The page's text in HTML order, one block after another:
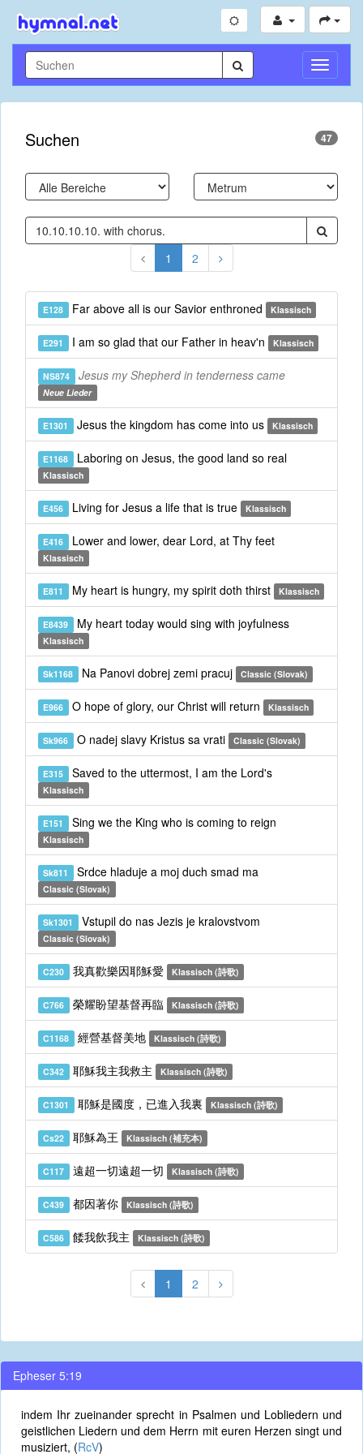
Suchen 47
1 2
E128 Far above all is our Savior enthroned Klassisch
E291 I am so glad that our Father in heav'n Klassisch
NS874 Jesus my Shepherd in tenderness came
Neue Lieder
E1301 Jesus the kingdom has come into us Klassisch
E1168 Laboring on Jesus, the good land so real
Klassisch
E456 Living for Jesus a life that is true Klassisch
E416 Lower and lower, dear Lord, at Thy feet
Klassisch
E811 My heart is hungry, my spirit doth thirst Klassisch
E8439 My heart today would sing with joyfulness
Klassisch
Sk1168 Na Panovi dobrej zemi pracuj Classic (Slovak)
E966 O hope of glory, our Christ will return Klassisch
Sk966 O nadej slavy Kristus sa vrati Classic (Slovak)
E315 Saved to the uttermost, I am the Lord's
Klassisch
E151 Sing we the King who is coming to reign
Klassisch
Sk811 Srdce hladuje a moj duch smad ma
Classic (Slovak)
Sk1301 Vstupil do nas Jezis je kralovstvom
Classic (Slovak)
C230 我真歡樂因耶穌愛 Klassisch (詩歌)
C766 榮耀盼望基督再臨 Klassisch (詩歌)
C1168 經營基督美地 Klassisch (詩歌)
C342 耶穌我主我救主 Klassisch (詩歌)
C1301 耶穌是國度，已進入我裏 Klassisch (詩歌)
Cs22 耶穌為王 Klassisch (補充本)
C117 遠超一切遠超一切 Klassisch (詩歌)
C439 都因著你 Klassisch (詩歌)
C586 餧我飲我主 Klassisch (詩歌)
1 2
Epheser 5:19
indem Ihr zueinander sprecht in Psalmen und Lobliedern und
geistlichen Liedern und dem Herrn mit euren Herzen singt und
musiziert, (RcV)